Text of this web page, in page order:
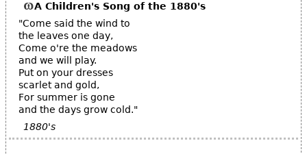
A Children's Song of the 1880's
"Come said the wind to
the leaves one day,
Come o're the meadows
and we will play.
Put on your dresses
scarlet and gold,
For summer is gone
and the days grow cold."
1880's